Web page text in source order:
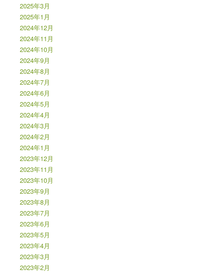
2025年3月
2025年1月
2024年12月
2024年11月
2024年10月
2024年9月
2024年8月
2024年7月
2024年6月
2024年5月
2024年4月
2024年3月
2024年2月
2024年1月
2023年12月
2023年11月
2023年10月
2023年9月
2023年8月
2023年7月
2023年6月
2023年5月
2023年4月
2023年3月
2023年2月